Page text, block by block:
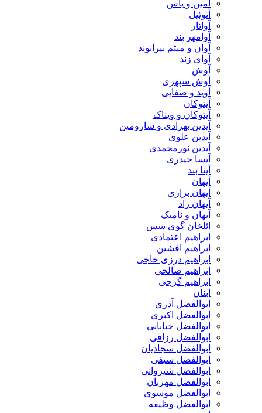
آمین و یاس
آنوئیل
آواتار
آوامهر بند
آوان و میثم بیرانوند
آوای زند
آوش
آوش سپهری
آوید و صفایی
آیتوکان
آیتوکان و ویناک
آیدین بهزادی و شارومین
آیدین علوی
آیدین نورمحمدی
آیسا حیدری
آینا بند
آیهان
آیهان بزازی
آیهان راد
آیهان و نامیک
ائلخان گوی سس
ابراهیم اعتمادی
ابراهیم افشین
ابراهیم درزی حاجی
ابراهیم صالحی
ابراهیم گرجی
ابنان
ابوالفضل آذری
ابوالفضل اکبری
ابوالفضل خیابانی
ابوالفضل رزاقی
ابوالفضل سجادیان
ابوالفضل سیفی
ابوالفضل شیروانی
ابوالفضل مهربان
ابوالفضل موسوی
ابوالفضل وظیفه